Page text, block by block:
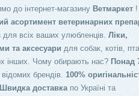
до інтернет-магазину Ветмаркет
асортимент ветеринарних
для всіх ваших улюбленців.Ліки,
та аксесуаридля собак, котів,
інших. Чому обирають нас? Понад
відомих брендів.100%
Швидка доставкапо Україні та